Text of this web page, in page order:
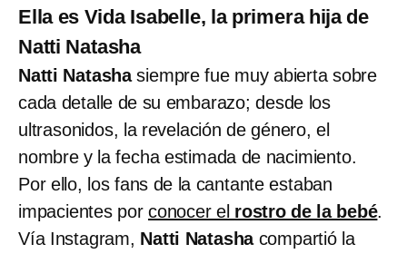
Ella es Vida Isabelle, la primera hija de
Natti Natasha
Natti Natashasiempre fue muy abierta sobre
cada detalle de su embarazo; desde los
ultrasonidos, la revelación de género, el
nombre y la fecha estimada de nacimiento.
Por ello, los fans de la cantante estaban
impacientes porconocer el rostro de la bebé.
Vía Instagram, Natti Natashacompartió la